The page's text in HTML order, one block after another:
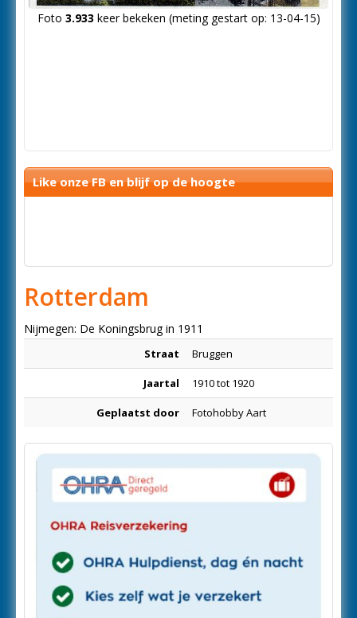
Foto 3.933 keer bekeken (meting gestart op: 13-04-15)
Like onze FB en blijf op de hoogte
Rotterdam
Nijmegen: De Koningsbrug in 1911
Straat Bruggen
Jaartal 1910 tot 1920
Geplaatst door Fotohobby Aart